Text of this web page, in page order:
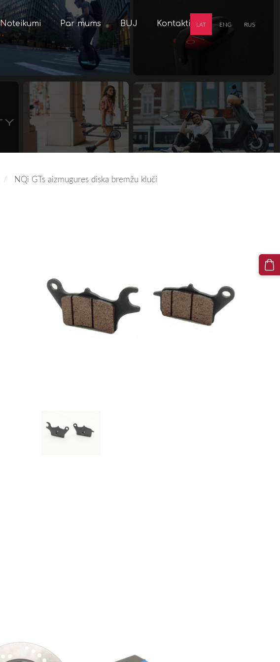
Noteikumi Par mums BUJ Kontakti LAT ENG RUS
NQi GTs aizmugures diska bremžu kluči